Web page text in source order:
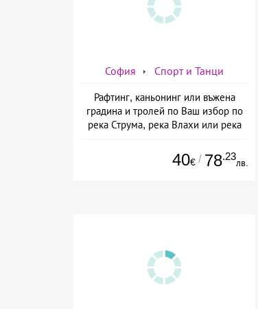
София Спорт и Танци
Рафтинг, каньонинг или въжена
градина и тролей по Ваш избор по
река Струма, река Влахи или река
40€ / 78.23
лв.